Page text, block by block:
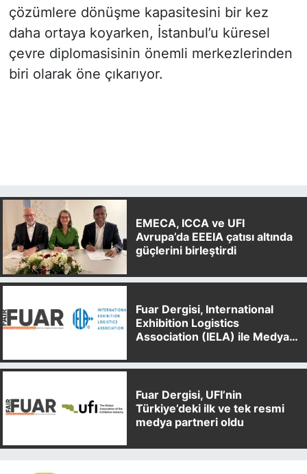
çözümlere dönüşme kapasitesini bir kez
daha ortaya koyarken, İstanbul’u küresel
çevre diplomasisinin önemli merkezlerinden
biri olarak öne çıkarıyor.
EMECA, ICCA ve UFI
Avrupa’da EEEIA çatısı altında
güçlerini birleştirdi
Fuar Dergisi, International
Exhibition Logistics
Association (IELA) ile Medya
Fuar Dergisi, UFI’nin
Türkiye’deki ilk ve tek resmi
medya partneri oldu